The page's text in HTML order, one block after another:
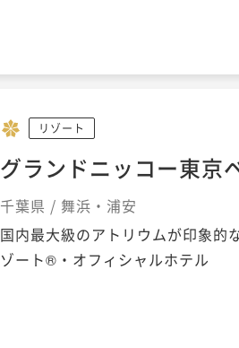
リゾート
グランドニッコー東京
千葉県 / 舞浜・浦安
国内最大級のアトリウムが印象的
ゾート®・オフィシャルホテル